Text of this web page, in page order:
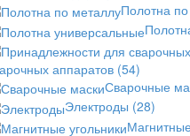
Полотна
аппаратов (54)
Сварочные
Электроды (28)